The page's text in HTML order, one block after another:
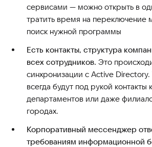
сервисами — можно открыть в
тратить время на переключение
поиск нужной программы
Есть контакты, структура
всех сотрудников. Это
синхронизации с Active Directory.
всегда будут под рукой контакты
департаментов или даже
городах.
Корпоративный мессенджер
требованиям информационной